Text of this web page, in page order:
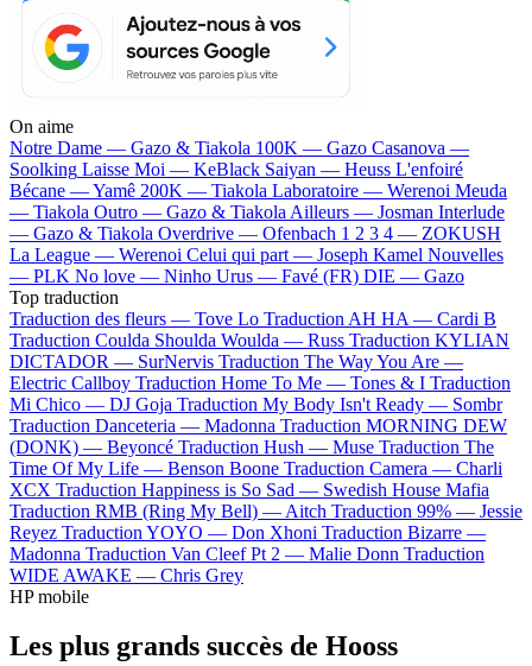
On aime
Notre Dame — Gazo & Tiakola 100K — Gazo Casanova —
Soolking Laisse Moi — KeBlack Saiyan — Heuss L'enfoiré
Bécane —Yamê 200K — Tiakola Laboratoire — Werenoi Meuda
— Tiakola Outro — Gazo & Tiakola Ailleurs — Josman Interlude
— Gazo & Tiakola Overdrive — Ofenbach 1 2 3 4 — ZOKUSH
La League — Werenoi Celui qui part — Joseph Kamel Nouvelles
— PLK No love — Ninho Urus — Favé (FR) DIE — Gazo
Top traduction
Traduction des fleurs — Tove Lo Traduction AH HA — Cardi B
Traduction Coulda Shoulda Woulda — Russ Traduction KYLIAN
DICTADOR — SurNervis Traduction The Way You Are —
Electric Callboy Traduction Home To Me — Tones & I Traduction
Mi Chico — DJ Goja Traduction My Body Isn't Ready — Sombr
Traduction Danceteria — Madonna Traduction MORNING DEW
(DONK) — Beyoncé Traduction Hush — Muse Traduction The
Time Of My Life — Benson Boone Traduction Camera — Charli
XCX Traduction Happiness is So Sad — Swedish House Mafia
Traduction RMB (Ring My Bell) — Aitch Traduction 99% — Jessie
Reyez Traduction YOYO — Don Xhoni Traduction Bizarre —
Madonna Traduction Van Cleef Pt 2 — Malie Donn Traduction
WIDE AWAKE — Chris Grey
HP mobile
Les plus grands succès de Hooss